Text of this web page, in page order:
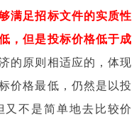
满足招标文件的实质性
，但是投标价格低于成
的原则相适应的，体现
价格最低，仍然是以投
不是简单地去比较价